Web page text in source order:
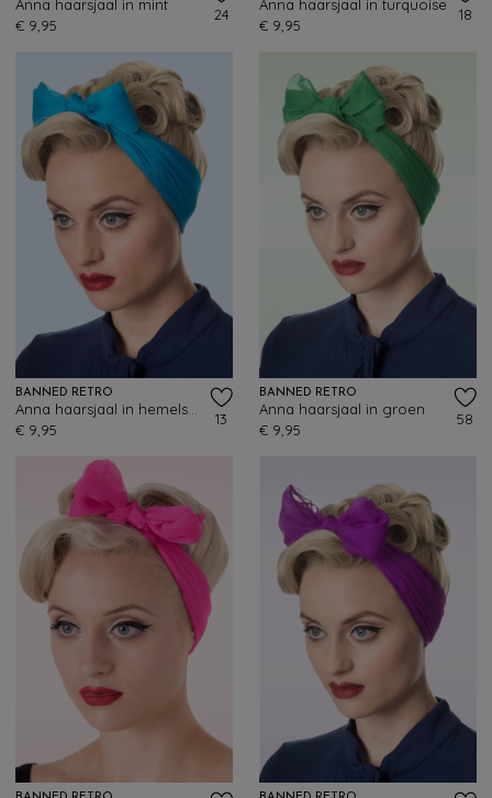
Anna haarsjaal in mint
€ 9,95
24
Anna haarsjaal in turquoise
€ 9,95
18
BANNED RETRO
€ 9,95
13
BANNED RETRO
Anna haarsjaal in groen
€ 9,95
58